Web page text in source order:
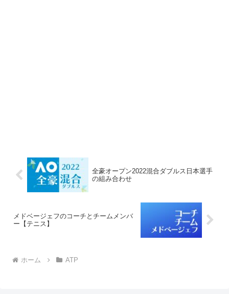
全豪オープン2022混合ダブルス日本選手
の組み合わせ
メドベージェフのコーチとチームメンバ
ー【テニス】
ホーム ATP